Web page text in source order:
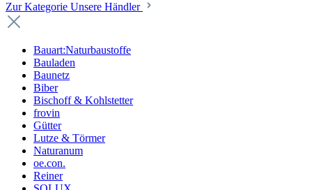
Zur Kategorie Unsere Händler
Bauart:Naturbaustoffe
Bauladen
Baunetz
Biber
Bischoff & Kohlstetter
frovin
Gütter
Lutze & Törmer
Naturanum
oe.con.
Reiner